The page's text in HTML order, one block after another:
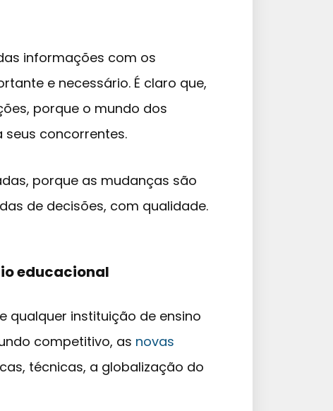
informações com os
e necessário. É claro que,
porque o mundo dos
concorrentes.
porque as mudanças são
de decisões, com qualidade.
educacional
qualquer instituição de ensino
competitivo, as novas
técnicas, a globalização do